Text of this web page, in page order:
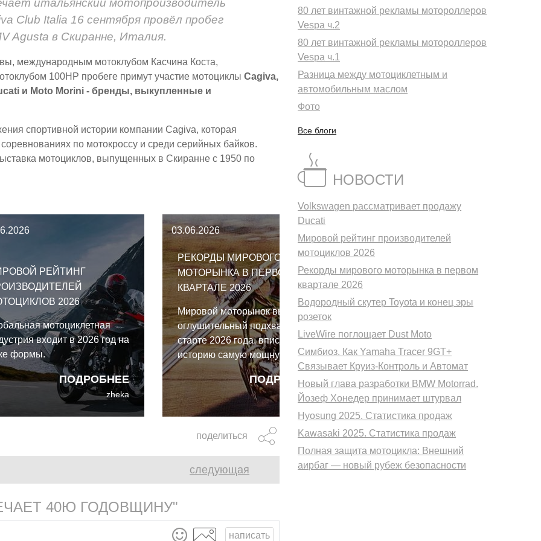
Club Italia 16 сентября провёл пробег
Agusta в Скиранне, Италия.
международным мотоклубом Касчина Коста,
100HP пробеге примут участие мотоциклы Cagiva,
и Moto Morini - бренды, выкупленные и
спортивной истории компании Cagiva, которая
по мотокроссу и среди серийных байков.
мотоциклов, выпущенных в Скиранне с 1950 по
РЕЙТИНГ
2026
ПОДРОБНЕЕ
мотоциклетная
входит в 2026 год на
формы.
zheka
03.06.2026
РЕКОРДЫ МИРОВОГО
МОТОРЫНКА В ПЕРВОМ
КВАРТАЛЕ 2026
ПОДРОБНЕЕ
Мировой моторынок выдал
оглушительный подхват на
старте 2026 года, вписав в
историю самую мощную
четверть за всё время
наблюдений. За первые три
месяца по всей планете
зарегистрировано 16,8
миллиона новых мотоциклов,
что означает уверенный
двузначный рост на 11%.
panferov
поделиться
следующая
40Ю ГОДОВЩИНУ"
написать
80 лет винтажной рекламы мотороллеров
Vespa ч.2
80 лет винтажной рекламы мотороллеров
Vespa ч.1
Разница между мотоциклетным и
автомобильным маслом
Фото
Все блоги
НОВОСТИ
Volkswagen рассматривает продажу
Ducati
Мировой рейтинг производителей
мотоциклов 2026
Рекорды мирового моторынка в первом
квартале 2026
Водородный скутер Toyota и конец эры
розеток
LiveWire поглощает Dust Moto
Симбиоз. Как Yamaha Tracer 9GT+
Связывает Круиз-Контроль и Автомат
Новый глава разработки BMW Motorrad.
Йозеф Хонедер принимает штурвал
Hyosung 2025. Статистика продаж
Kawasaki 2025. Статистика продаж
Полная защита мотоцикла: Внешний
аирбаг — новый рубеж безопасности